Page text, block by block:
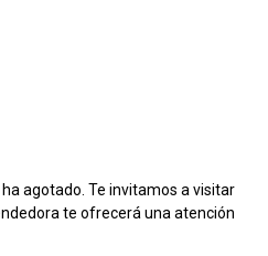
agotado. Te invitamos a visitar
te ofrecerá una atención